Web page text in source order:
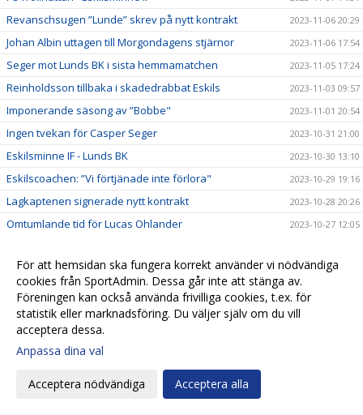
Revanschsugen ”Lunde” skrev på nytt kontrakt 2023-11-06 20:29
Johan Albin uttagen till Morgondagens stjärnor 2023-11-06 17:54
Seger mot Lunds BK i sista hemmamatchen 2023-11-05 17:24
Reinholdsson tillbaka i skadedrabbat Eskils 2023-11-03 09:57
Imponerande säsong av ”Bobbe" 2023-11-01 20:54
Ingen tvekan för Casper Seger 2023-10-31 21:00
Eskilsminne IF - Lunds BK 2023-10-30 13:10
Eskilscoachen: ”Vi förtjänade inte förlora" 2023-10-29 19:16
Lagkaptenen signerade nytt kontrakt 2023-10-28 20:26
Omtumlande tid för Lucas Ohlander 2023-10-27 12:05
Josef Getachew fortsätter i Eskils 2023-10-25 09:50
Falkenbergs FF - Eskilsminne IF 2023-10-23 12:30
Ineffektivt Eskils föll igen 2023-10-21 21:30
Eskilscoachen varnar för Ahlafors motivation
Lamin Sarr: ”Nyttigt för mig att spela i Eskils"
Eskilsminne IF - Ahlafors IF
För att hemsidan ska fungera korrekt använder vi nödvändiga
cookies från SportAdmin. Dessa går inte att stänga av.
Föreningen kan också använda frivilliga cookies, t.ex. för
statistik eller marknadsföring. Du väljer själv om du vill
acceptera dessa.
Anpassa dina val
Acceptera nödvändiga Acceptera alla